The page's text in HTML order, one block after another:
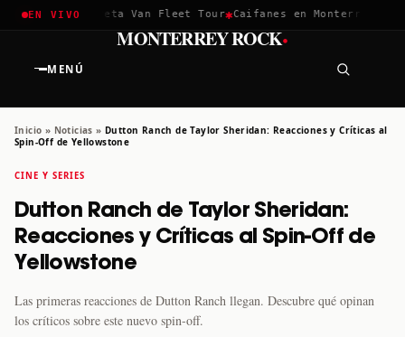
EN VIVO
2026 ✱Greta Van Fleet Tour✱Caifanes en Monterrey · 12
MENÚ
MONTERREY ROCK·
Inicio » Noticias » Dutton Ranch de Taylor Sheridan: Reacciones y Críticas al
Spin-Off de Yellowstone
CINE Y SERIES
Dutton Ranch de Taylor Sheridan:
Reacciones y Críticas al Spin-Off de
Yellowstone
Las primeras reacciones de Dutton Ranch llegan. Descubre qué opinan
los críticos sobre este nuevo spin-off.